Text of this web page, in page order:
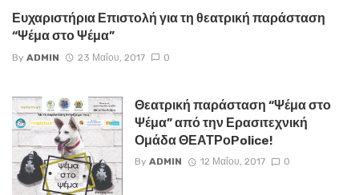
Ευχαριστήρια Επιστολή για τη θεατρική παράσταση
“Ψέμα στο Ψέμα”
By ADMIN 23 Μαΐου, 2017 0
Θεατρική παράσταση “Ψέμα στο
Ψέμα” από την Ερασιτεχνική
Ομάδα ΘΕΑΤΡοPolice!
By ADMIN 12 Μαΐου, 2017 0